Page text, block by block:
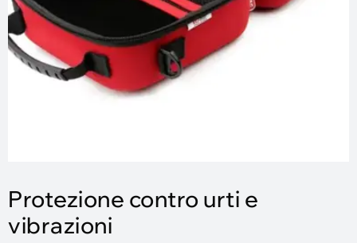
Protezione contro urti e
vibrazioni